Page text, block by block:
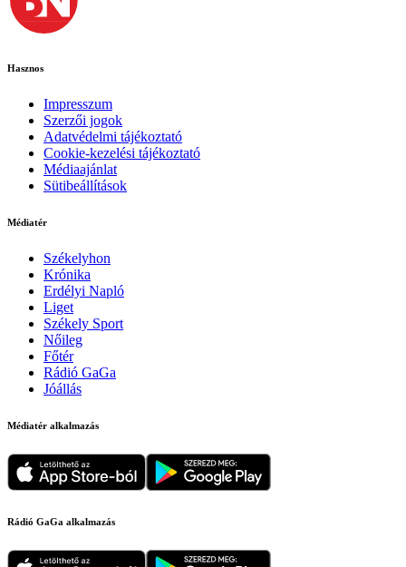
Hasznos
Impresszum
Szerzői jogok
Adatvédelmi tájékoztató
Cookie-kezelési tájékoztató
Médiaajánlat
Sütibeállítások
Médiatér
Székelyhon
Krónika
Erdélyi Napló
Liget
Székely Sport
Nőileg
Főtér
Rádió GaGa
Jóállás
Médiatér alkalmazás
Rádió GaGa alkalmazás